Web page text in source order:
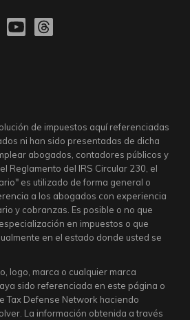
de impuestos aquí referenciadas
ni han sido presentadas de dicha
abogados, contadores públicos y
Reglamento del IRS Circular 230, el
es utilizado de forma general o
a los abogados con experiencia
y cobranzas. Es posible o no que
en impuestos o que
en el estado donde usted se
logo, marca o cualquier marca
sido referenciada en este página o
Tax Defense Network haciendo
La información obtenida a través